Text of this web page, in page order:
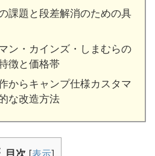
課題と段差解消のための具
ン・カインズ・しまむらの
徴と価格帯
からキャンプ仕様カスタマ
な改造方法